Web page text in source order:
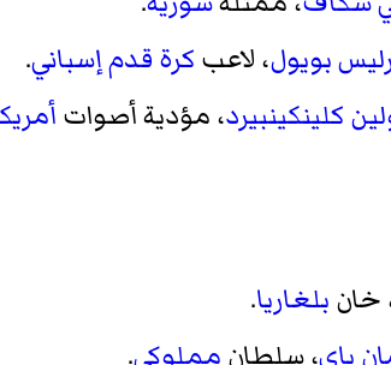
بويول، لاعب كرة قدمإسباني.
كلينكينبيرد، مؤدية أصوات
خان بلغاريا.
باي، سلطان مملوكي.